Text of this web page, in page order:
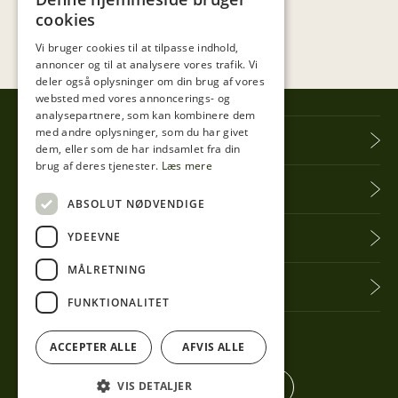
Tibberup Høkeren
Information
Praktisk info
Få seneste nyt
Følg med her
cookies
Vi bruger cookies til at tilpasse indhold,
annoncer og til at analysere vores trafik. Vi
deler også oplysninger om din brug af vores
websted med vores annoncerings- og
analysepartnere, som kan kombinere dem
med andre oplysninger, som du har givet
dem, eller som de har indsamlet fra din
brug af deres tjenester. Læs mere
ABSOLUT NØDVENDIGE
YDEEVNE
MÅLRETNING
FUNKTIONALITET
ACCEPTER ALLE AFVIS ALLE
VIS DETALJER